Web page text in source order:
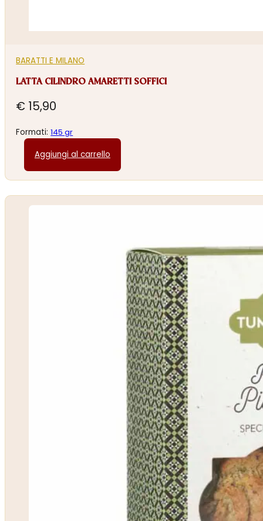
BARATTI E MILANO
LATTA CILINDRO AMARETTI SOFFICI
€ 15,90
Formati:145 gr
Aggiungi al carrello